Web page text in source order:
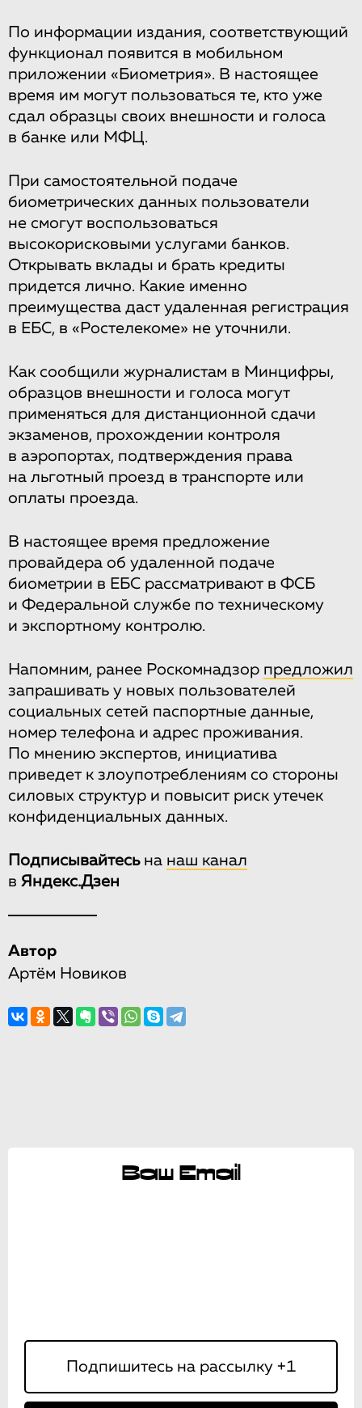
По информации издания, соответствующий
функционал появится в мобильном
приложении «Биометрия». В настоящее
время им могут пользоваться те, кто уже
сдал образцы своих внешности и голоса
в банке или МФЦ.
При самостоятельной подаче
биометрических данных пользователи
не смогут воспользоваться
высокорисковыми услугами банков.
Открывать вклады и брать кредиты
придется лично. Какие именно
преимущества даст удаленная регистрация
в ЕБС, в «Ростелекоме» не уточнили.
Как сообщили журналистам в Минцифры,
образцов внешности и голоса могут
применяться для дистанционной сдачи
экзаменов, прохождении контроля
в аэропортах, подтверждения права
на льготный проезд в транспорте или
оплаты проезда.
В настоящее время предложение
провайдера об удаленной подаче
биометрии в ЕБС рассматривают в ФСБ
и Федеральной службе по техническому
и экспортному контролю.
Напомним, ранее Роскомнадзор предложил
запрашивать у новых пользователей
социальных сетей паспортные данные,
номер телефона и адрес проживания.
По мнению экспертов, инициатива
приведет к злоупотреблениям со стороны
силовых структур и повысит риск утечек
конфиденциальных данных.
Подписывайтесьна наш канал
в Яндекс.Дзен
Автор
Артём Новиков
Ваш Email